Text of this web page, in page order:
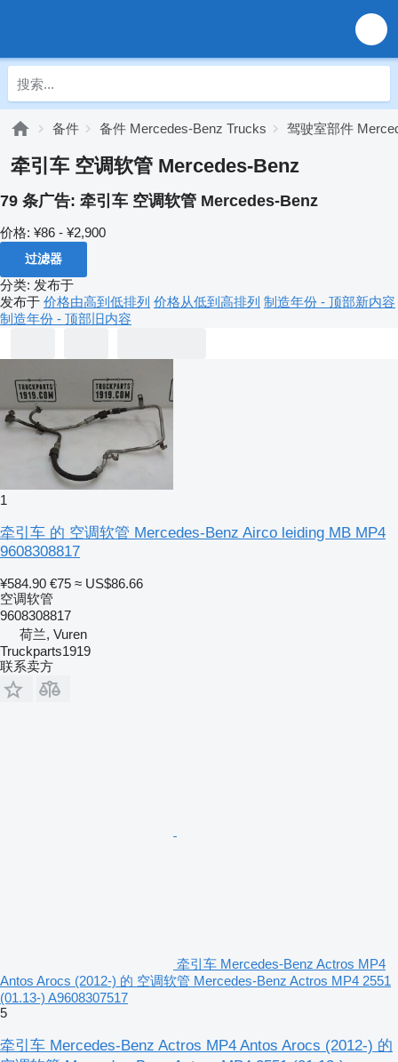
备件 备件 Mercedes-Benz Trucks 驾驶室部件
牵引车 空调软管 Mercedes-Benz
79 条广告: 牵引车 空调软管 Mercedes-Benz
价格: ¥86 - ¥2,900
过滤器
分类: 发布于
发布于 价格由高到低排列 价格从低到高排列 制造年份 - 顶部新内容
制造年份 - 顶部旧内容
1
牵引车 的 空调软管 Mercedes-Benz Airco leiding MB MP4
9608308817
¥584.90 €75 ≈ US$86.66
空调软管
9608308817
荷兰, Vuren
Truckparts1919
联系卖方
牵引车 Mercedes-Benz Actros MP4
Antos Arocs (2012-) 的 空调软管 Mercedes-Benz Actros MP4 2551
(01.13-) A9608307517
5
牵引车 Mercedes-Benz Actros MP4 Antos Arocs (2012-) 的